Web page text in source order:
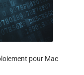
produit
pour Mac